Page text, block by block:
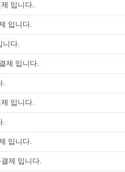
입니다.
입니다.
니다.
제 입니다.
.
입니다.
.
입니다.
제 입니다.